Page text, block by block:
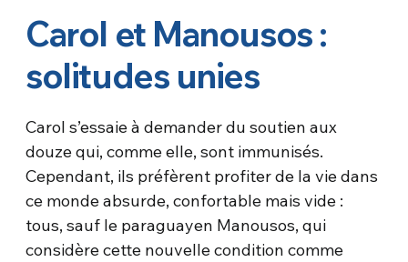
Carol et Manousos :
solitudes unies
Carol s’essaie à demander du soutien aux
douze qui, comme elle, sont immunisés.
Cependant, ils préfèrent profiter de la vie dans
ce monde absurde, confortable mais vide :
tous, sauf le paraguayen Manousos, qui
considère cette nouvelle condition comme